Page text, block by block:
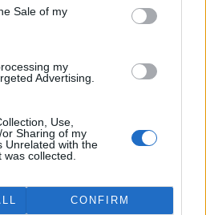
Sale of my
my
Advertising.
Use,
Sharing of my
Unrelated with the
collected.
CONFIRM
pobřežní stráž s policií zabavily
velrybářské plavidlo. Pasažéři lodi
ekologického aktivisty Paula
AFP s odvoláním na islandskou
přijímá kvůli vedrům více
teplotám pracovníci pražské